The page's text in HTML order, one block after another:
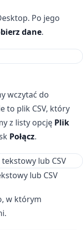
Po jego
dane.
wczytać do
to plik CSV, który
z listy opcję Plik
Połącz.
lub CSV
w którym